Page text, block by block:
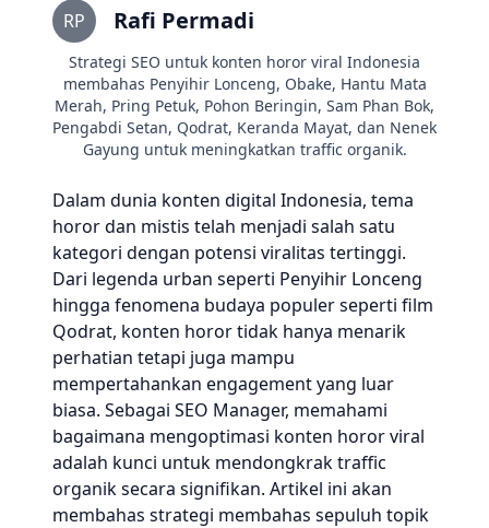
RP Rafi Permadi
Strategi SEO untuk konten horor viral Indonesia
membahas Penyihir Lonceng, Obake, Hantu Mata
Merah, Pring Petuk, Pohon Beringin, Sam Phan Bok,
Pengabdi Setan, Qodrat, Keranda Mayat, dan Nenek
Gayung untuk meningkatkan traffic organik.
Dalam dunia konten digital Indonesia, tema
horor dan mistis telah menjadi salah satu
kategori dengan potensi viralitas tertinggi.
Dari legenda urban seperti Penyihir Lonceng
hingga fenomena budaya populer seperti film
Qodrat, konten horor tidak hanya menarik
perhatian tetapi juga mampu
mempertahankan engagement yang luar
biasa. Sebagai SEO Manager, memahami
bagaimana mengoptimasi konten horor viral
adalah kunci untuk mendongkrak traffic
organik secara signifikan. Artikel ini akan
membahas strategi membahas sepuluh topik